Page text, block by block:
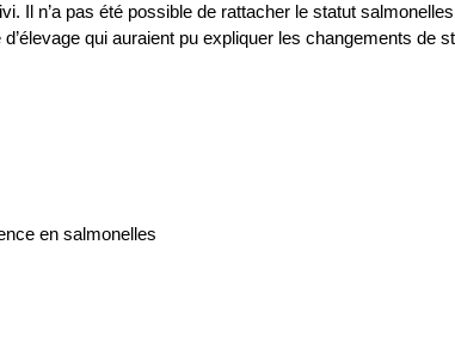
n’a pas été possible de rattacher le statut
qui auraient pu expliquer les changements de
en salmonelles